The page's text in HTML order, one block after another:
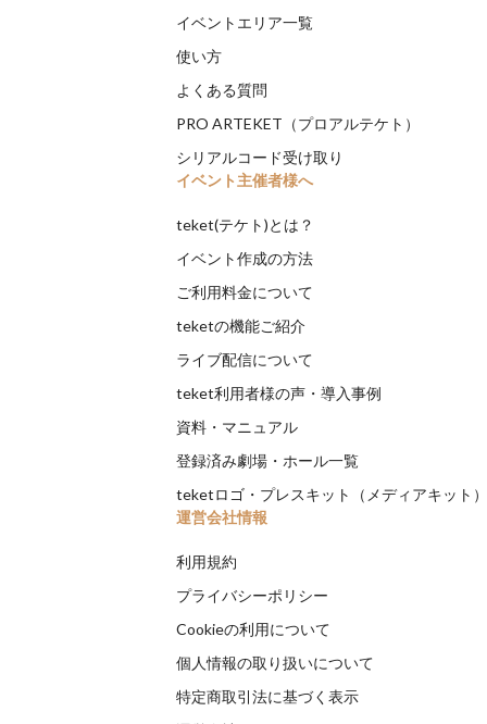
イベントエリア一覧
使い方
よくある質問
PRO ARTEKET（プロアルテケト）
シリアルコード受け取り
イベント主催者様へ
teket(テケト)とは？
イベント作成の方法
ご利用料金について
teketの機能ご紹介
ライブ配信について
teket利用者様の声・導入事例
資料・マニュアル
登録済み劇場・ホール一覧
teketロゴ・プレスキット（メディアキット）
運営会社情報
利用規約
プライバシーポリシー
Cookieの利用について
個人情報の取り扱いについて
特定商取引法に基づく表示